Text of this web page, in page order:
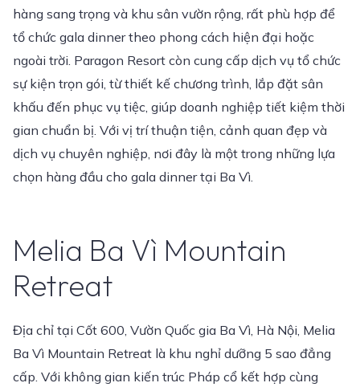
hàng sang trọng và khu sân vườn rộng, rất phù hợp để
tổ chức gala dinner theo phong cách hiện đại hoặc
ngoài trời. Paragon Resort còn cung cấp dịch vụ tổ chức
sự kiện trọn gói, từ thiết kế chương trình, lắp đặt sân
khấu đến phục vụ tiệc, giúp doanh nghiệp tiết kiệm thời
gian chuẩn bị. Với vị trí thuận tiện, cảnh quan đẹp và
dịch vụ chuyên nghiệp, nơi đây là một trong những lựa
chọn hàng đầu cho gala dinner tại Ba Vì.
Melia Ba Vì Mountain
Retreat
Địa chỉ tại Cốt 600, Vườn Quốc gia Ba Vì, Hà Nội, Melia
Ba Vì Mountain Retreat là khu nghỉ dưỡng 5 sao đẳng
cấp. Với không gian kiến trúc Pháp cổ kết hợp cùng